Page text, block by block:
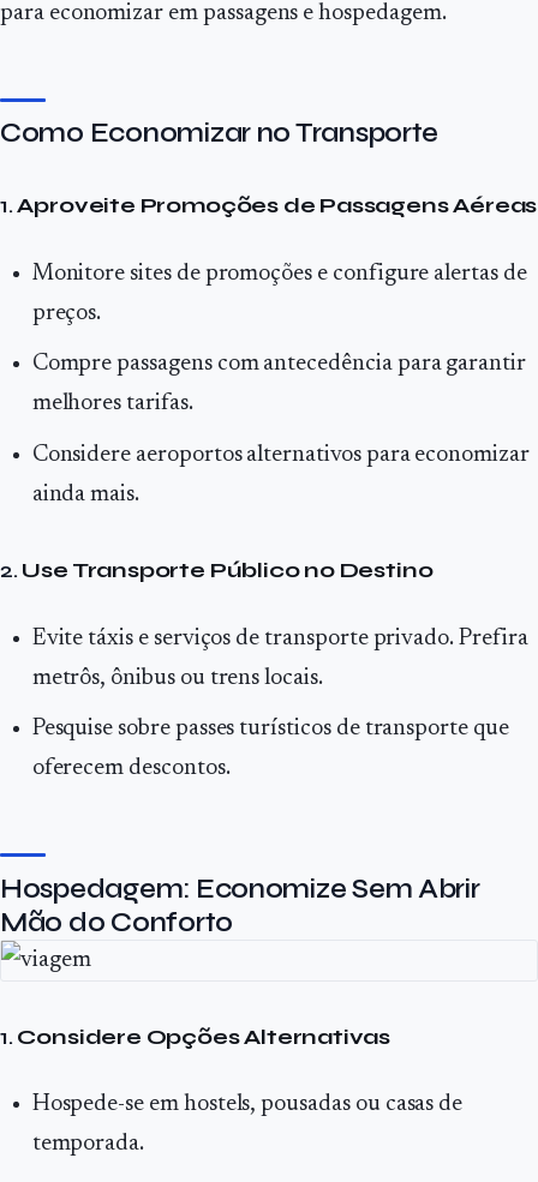
para economizar em passagens e hospedagem.
Como Economizar no Transporte
1.Aproveite Promoções de Passagens Aéreas
Monitore sites de promoções e configure alertas de
preços.
Compre passagens com antecedência para garantir
melhores tarifas.
Considere aeroportos alternativos para economizar
ainda mais.
2. Use Transporte Público no Destino
Evite táxis e serviços de transporte privado. Prefira
metrôs, ônibus ou trens locais.
Pesquise sobre passes turísticos de transporte que
oferecem descontos.
Hospedagem: Economize Sem Abrir
Mão do Conforto
1. Considere Opções Alternativas
Hospede-se em hostels, pousadas ou casas de
temporada.